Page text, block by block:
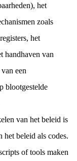
het
zoals
het
handhaven van
een
blootgestelde
van het beleid is
het beleid als codes.
of tools maken